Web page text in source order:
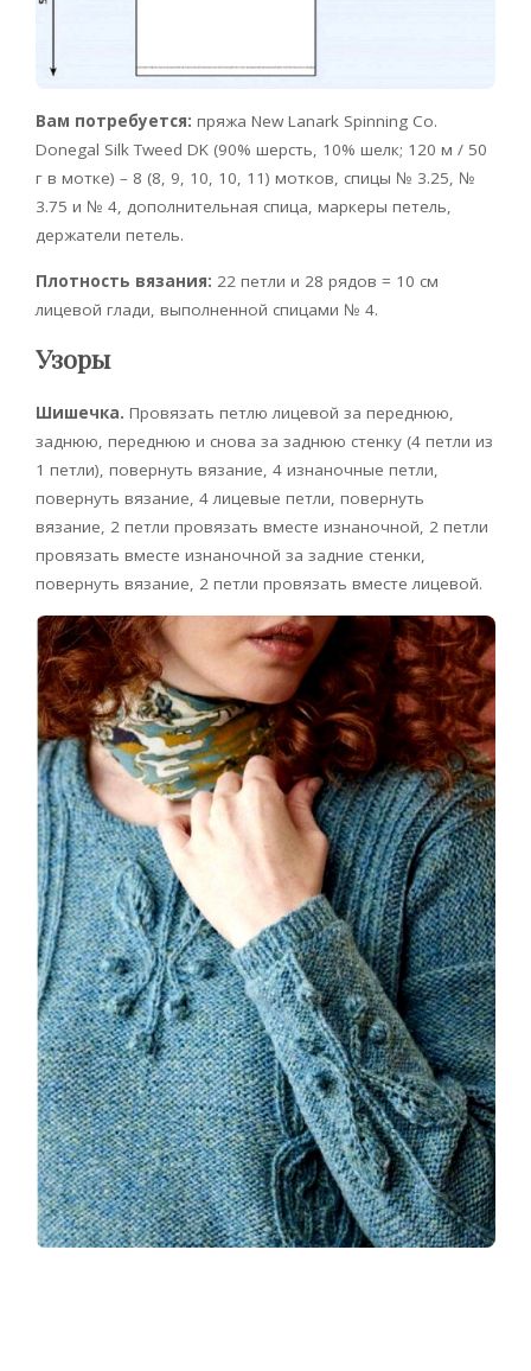
Вам потребуется: пряжа New Lanark Spinning Co.
Donegal Silk Tweed DK (90% шерсть, 10% шелк; 120 м / 50
г в мотке) – 8 (8, 9, 10, 10, 11) мотков, спицы № 3.25, №
3.75 и № 4, дополнительная спица, маркеры петель,
держатели петель.
Плотность вязания: 22 петли и 28 рядов = 10 см
лицевой глади, выполненной спицами № 4.
Узоры
Шишечка. Провязать петлю лицевой за переднюю,
заднюю, переднюю и снова за заднюю стенку (4 петли из
1 петли), повернуть вязание, 4 изнаночные петли,
повернуть вязание, 4 лицевые петли, повернуть
вязание, 2 петли провязать вместе изнаночной, 2 петли
провязать вместе изнаночной за задние стенки,
повернуть вязание, 2 петли провязать вместе лицевой.